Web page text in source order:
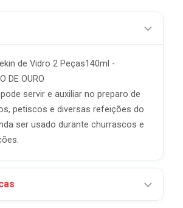
de Vidro 2 Peças140ml -
DE OURO
servir e auxiliar no preparo de
petiscos e diversas refeições do
ser usado durante churrascos e